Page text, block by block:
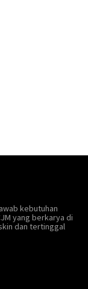
kebutuhan
yang berkarya di
dan tertinggal